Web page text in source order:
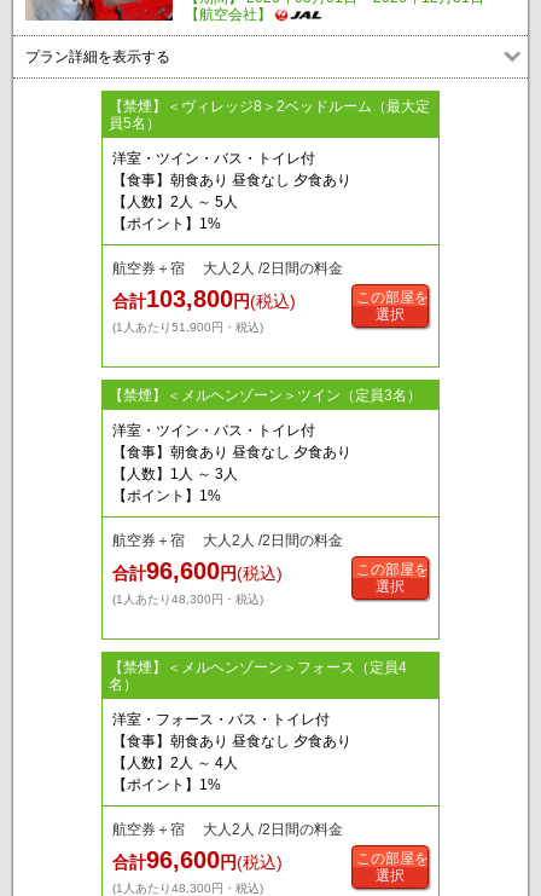
【航空会社】
プラン詳細を表示する
【禁煙】＜ヴィレッジ8＞2ベッドルーム（最大定
員5名）
洋室・ツイン・バス・トイレ付
【食事】朝食あり 昼食なし 夕食あり
【人数】2人 ～ 5人
【ポイント】1%
航空券＋宿 大人2人 /2日間の料金
合計103,800円(税込)
(1人あたり51,900円・税込)
この部屋を
選択
【禁煙】＜メルヘンゾーン＞ツイン（定員3名）
洋室・ツイン・バス・トイレ付
【食事】朝食あり 昼食なし 夕食あり
【人数】1人 ～ 3人
【ポイント】1%
航空券＋宿 大人2人 /2日間の料金
合計96,600円(税込)
(1人あたり48,300円・税込)
この部屋を
選択
【禁煙】＜メルヘンゾーン＞フォース（定員4
名）
洋室・フォース・バス・トイレ付
【食事】朝食あり 昼食なし 夕食あり
【人数】2人 ～ 4人
【ポイント】1%
航空券＋宿 大人2人 /2日間の料金
合計96,600円(税込)
(1人あたり48,300円・税込)
この部屋を
選択